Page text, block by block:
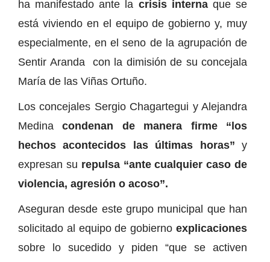
ha manifestado ante la crisis internaque se
está viviendo en el equipo de gobierno y, muy
especialmente, en el seno de la agrupación de
Sentir Aranda con la dimisión de su concejala
María de las Viñas Ortuño.
Los concejales Sergio Chagartegui y Alejandra
Medinacondenan de manera firme “los
hechos acontecidos las últimas horas” y
expresan su repulsa “ante cualquier caso de
violencia, agresión o acoso”.
Aseguran desde este grupo municipal que han
solicitado al equipo de gobierno explicaciones
sobre lo sucedido y piden “que se activen